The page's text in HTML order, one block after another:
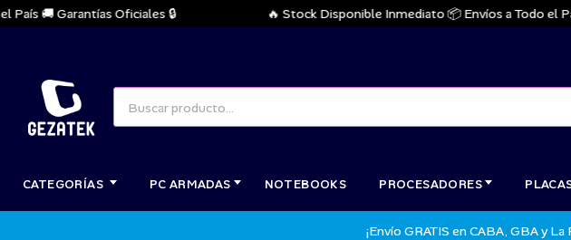
🚚 Garantías Oficiales 🔒 🔥 Stock Disponible Inmediato 📦 Envíos a Todo el País
CATEGORÍAS PC ARMADAS NOTEBOOKS PROCESADORES
¡Envío GRATIS en CABA, GBA y